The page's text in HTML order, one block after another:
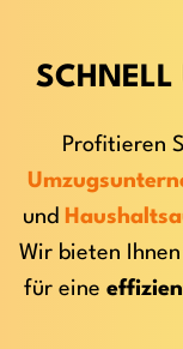
SCHNELL
Profitieren
und
Wir bieten
für eine